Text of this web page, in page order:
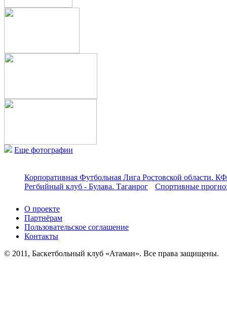
Еще фотографии
Корпоративная Футбольная Лига Ростовской области.
Регбийный клуб - Булава. Таганрог
Спортивные
О проекте
Партнёрам
Пользовательское соглашение
Контакты
© 2011, Баскетбольный клуб «Атаман». Все права защищены.